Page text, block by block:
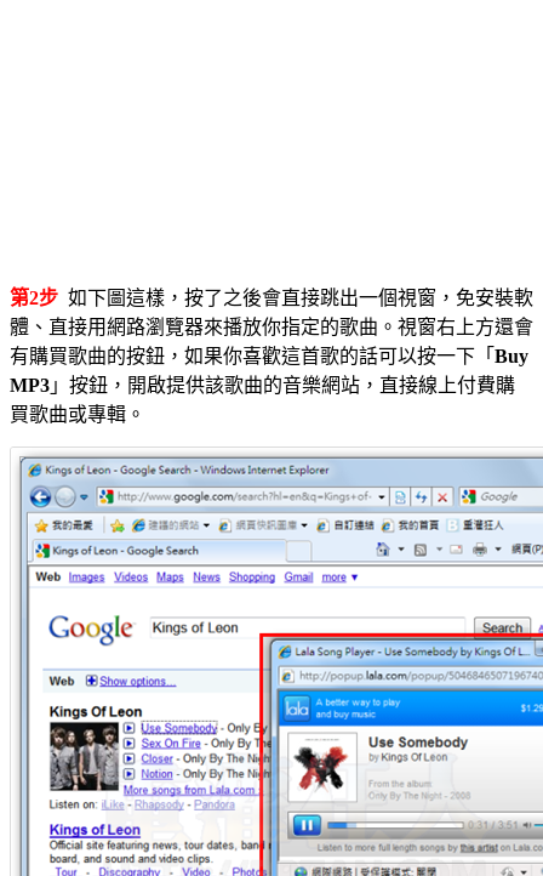
第2步 如下圖這樣，按了之後會直接跳出一個視窗，免安裝軟
體、直接用網路瀏覽器來播放你指定的歌曲。視窗右上方還會
有購買歌曲的按鈕，如果你喜歡這首歌的話可以按一下「 Buy
MP3 」按鈕，開啟提供該歌曲的音樂網站，直接線上付費購
買歌曲或專輯。